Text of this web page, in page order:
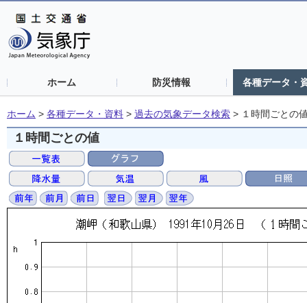
ホーム 防災情報 各種データ・
ホーム > 各種データ・資料 > 過去の気象データ検索 > １時間ごとの
１時間ごとの値